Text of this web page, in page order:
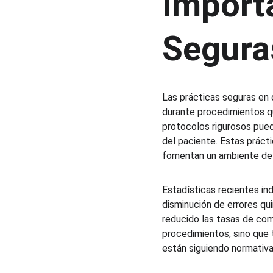
Las prácticas seguras
durante procedimientos
protocolos rigurosos
del paciente. Estas
fomentan un ambiente
Estadísticas recientes
disminución de errores
reducido las tasas de
procedimientos, sino
están siguiendo